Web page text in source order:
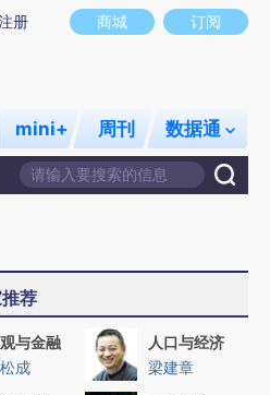
在偏差。不代表财新观点和立场。推荐点
商城 订阅
册
mini+ 周刊 数据通
荐
与金融
成
人口与经济
梁建章